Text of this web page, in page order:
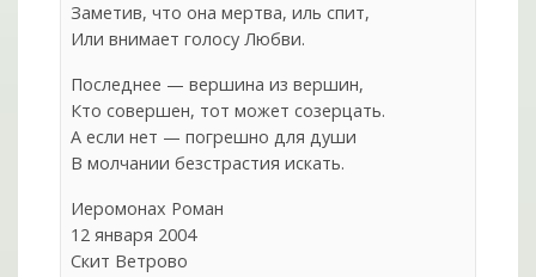
Заметив, что она мертва, иль спит,
Или внимает голосу Любви.
Последнее — вершина из вершин,
Кто совершен, тот может созерцать.
А если нет — погрешно для души
В молчании безстрастия искать.
Иеромонах Роман
12 января 2004
Скит Ветрово